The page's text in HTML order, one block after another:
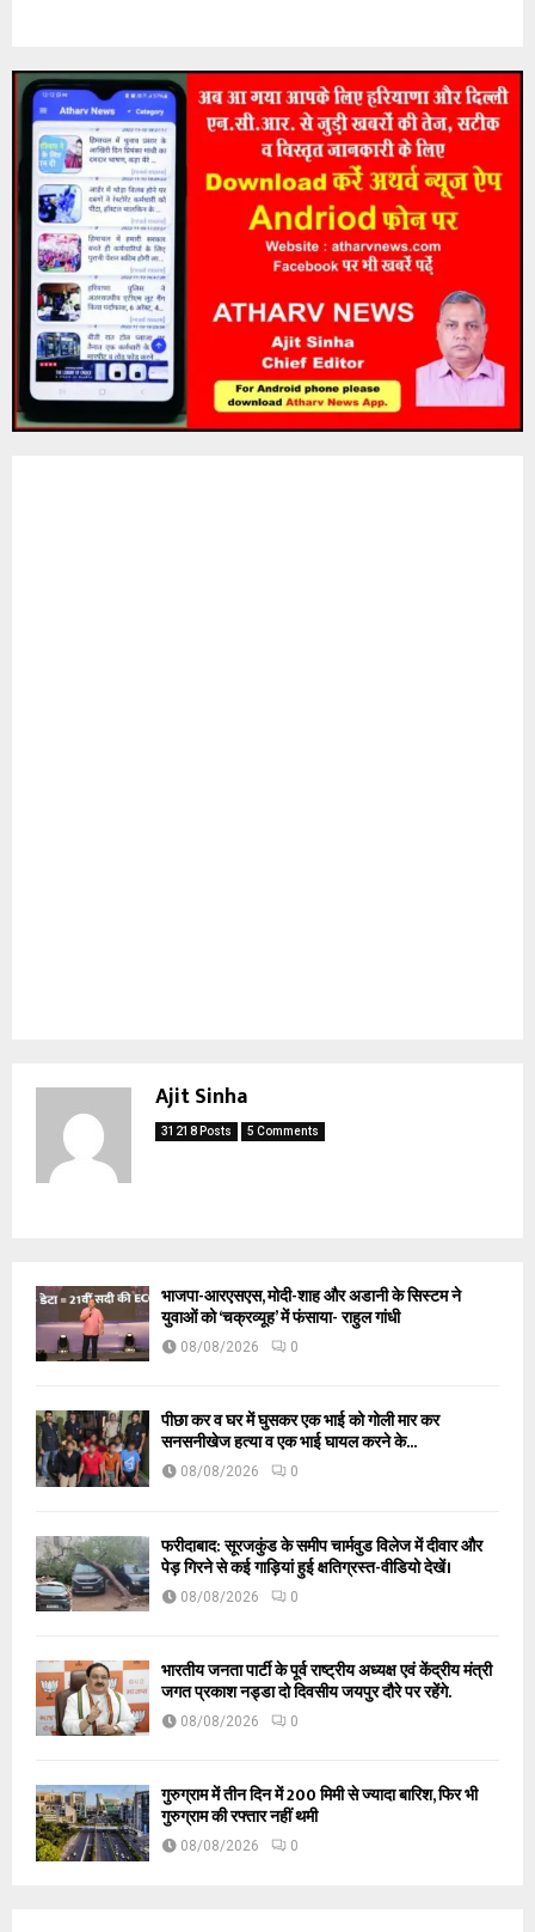
Ajit Sinha
31218 Posts 5 Comments
भाजपा-आरएसएस, मोदी-शाह और अडानी के सिस्टम ने
युवाओं को ‘चक्रव्यूह’ में फंसाया- राहुल गांधी
08/08/2026 0
पीछा कर व घर में घुसकर एक भाई को गोली मार कर
सनसनीखेज हत्या व एक भाई घायल करने के...
08/08/2026 0
फरीदाबाद: सूरजकुंड के समीप चार्मवुड विलेज में दीवार और
पेड़ गिरने से कई गाड़ियां हुई क्षतिग्रस्त-वीडियो देखें।
08/08/2026 0
भारतीय जनता पार्टी के पूर्व राष्ट्रीय अध्यक्ष एवं केंद्रीय मंत्री
जगत प्रकाश नड्डा दो दिवसीय जयपुर दौरे पर रहेंगे.
08/08/2026 0
गुरुग्राम में तीन दिन में 200 मिमी से ज्यादा बारिश, फिर भी
गुरुग्राम की रफ्तार नहीं थमी
08/08/2026 0